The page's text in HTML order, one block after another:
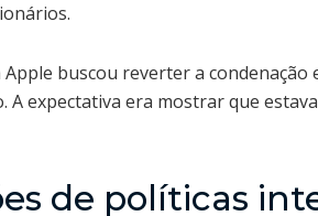
buscou reverter a
A expectativa era mostrar que
de políticas